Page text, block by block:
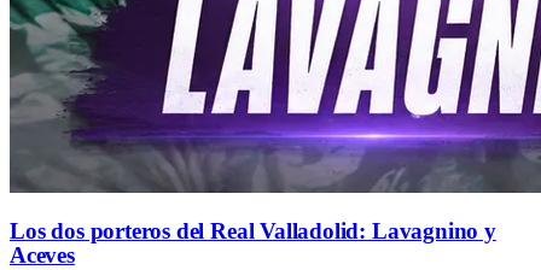
Los dos porteros del Real Valladolid: Lavagnino y
Aceves